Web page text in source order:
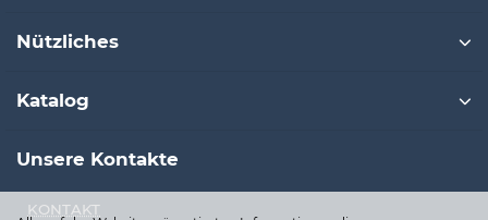
Nützliches
Katalog
Unsere Kontakte
KONTAKT